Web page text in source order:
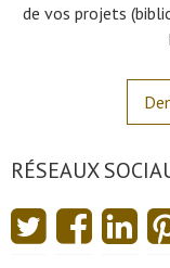
de vos projets
RÉSEAUX